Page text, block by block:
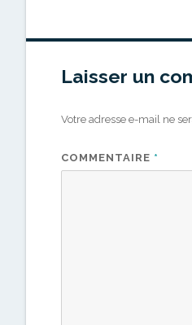
Laisser un
Votre adresse e-mail ne
COMMENTAIRE *